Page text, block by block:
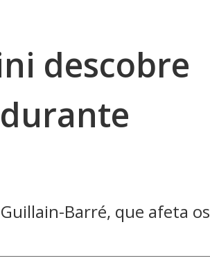
descobre
Barré, que afeta os